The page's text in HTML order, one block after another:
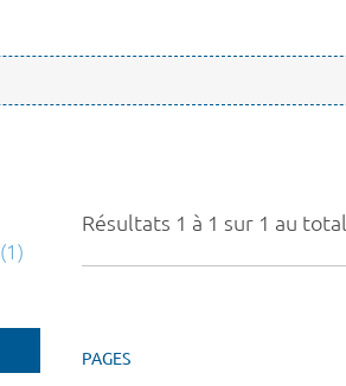
Résultats 1 à 1 sur 1 au total
PAGES
(1)